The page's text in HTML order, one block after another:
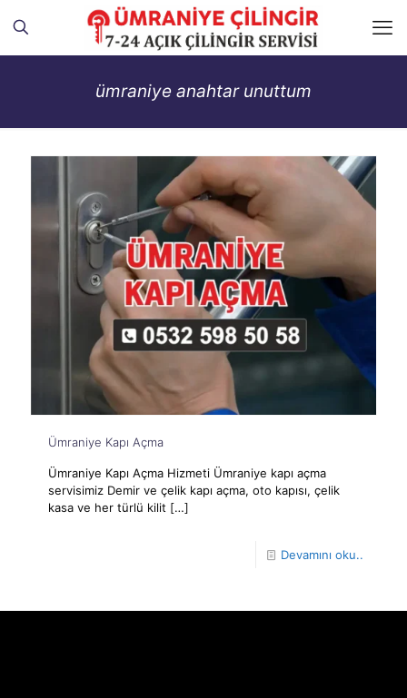
ümraniye anahtar unuttum
Ümraniye Kapı Açma
Ümraniye Kapı Açma Hizmeti Ümraniye kapı açma
servisimiz Demir ve çelik kapı açma, oto kapısı, çelik
kasa ve her türlü kilit […]
Devamını oku..